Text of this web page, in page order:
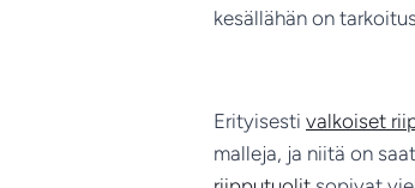
kesällähän on
Erityisesti valkoiset
malleja, ja niitä on